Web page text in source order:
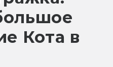
Кота в